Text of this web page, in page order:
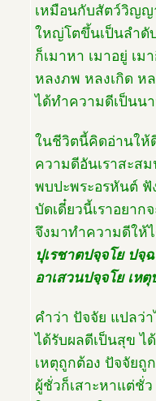
เหมือนกับสัตว์วิญญ
ใหญ่โตขึ้นเป็นลำดั
ก็เมาหา เมาอยู่ เม
หลงภพ หลงเกิด ห
ได้ทำความดีเป็นน
ในชีวิตนี้คิดอ่านให้
ความดีอันเราสะส
พบปะพระอรหันต์
บัดเดี๋ยวนี้เราอยาก
จึงมาทำความดีให้
ปุเรชาตปจฺจโย ปจฺ
อาเสวนปจฺจโย เหตุ
คำว่า ปัจจัย แปลว่
ได้รับผลดีเป็นสุข ไ
เหตุถูกต้อง ปัจจัยถู
ผู้ชั่วก็เสาะหาแต่ชั่